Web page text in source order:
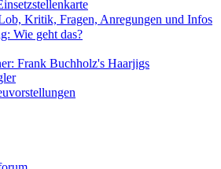
Kritik, Fragen, Anregungen und Infos
Wie geht das?
Frank Buchholz's Haarjigs